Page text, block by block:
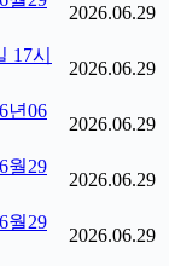
2026.06.29
17시
2026.06.29
년06
2026.06.29
월29
2026.06.29
월29
2026.06.29